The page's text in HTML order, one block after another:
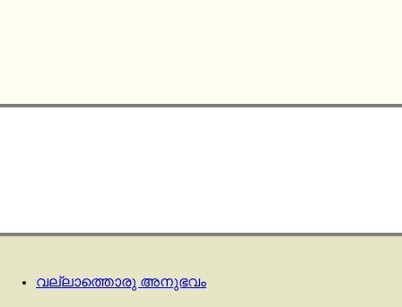
വല്ലാത്തൊരു അനുഭവം